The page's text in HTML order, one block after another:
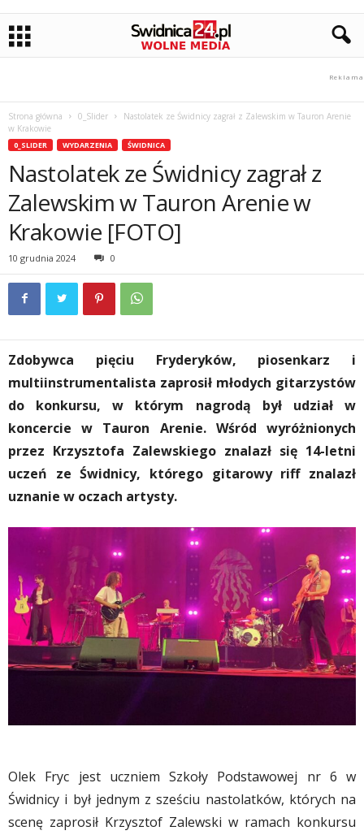
Strona główna 0_Slider
Nastolatek ze Świdnicy zagrał z Zalewskim w Tauron Arenie
w Krakowie
0_SLIDER WYDARZENIA ŚWIDNICA
Nastolatek ze Świdnicy zagrał z
Zalewskim w Tauron Arenie w
Krakowie [FOTO]
10 grudnia 2024 0
Zdobywca pięciu Fryderyków, piosenkarz i
multiinstrumentalista zaprosił młodych gitarzystów
do konkursu, w którym nagrodą był udział w
koncercie w Tauron Arenie. Wśród wyróżnionych
przez Krzysztofa Zalewskiego znalazł się 14-letni
uczeń ze Świdnicy, którego gitarowy riff znalazł
uznanie w oczach artysty.
Olek Fryc jest uczniem Szkoły Podstawowej nr 6 w
Świdnicy i był jednym z sześciu nastolatków, których na
scenę zaprosił Krzysztof Zalewski w ramach konkursu